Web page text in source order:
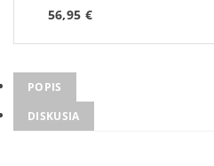
56,95 €
POPIS
DISKUSIA